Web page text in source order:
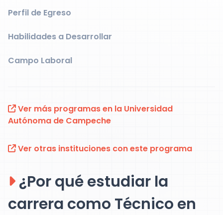
Perfil de Egreso
Habilidades a Desarrollar
Campo Laboral
Ver más programas en la Universidad
Autónoma de Campeche
Ver otras instituciones con este programa
¿Por qué estudiar la
carrera como Técnico en